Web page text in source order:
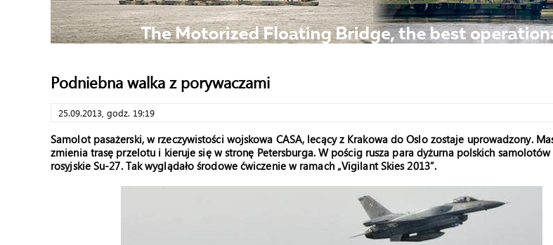
Podniebna walka z porywaczami
25.09.2013, godz. 19:19
Samolot pasażerski, w rzeczywistości wojskowa CASA, lecący z Krakowa do Oslo zostaje uprowadzony.
zmienia trasę przelotu i kieruje się w stronę Petersburga. W pościg rusza para dyżurna polskich
rosyjskie Su-27. Tak wyglądało środowe ćwiczenie w ramach „Vigilant Skies 2013”.